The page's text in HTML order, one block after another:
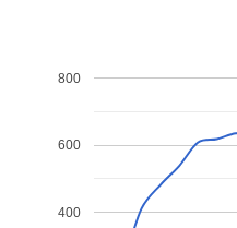
400
600
800